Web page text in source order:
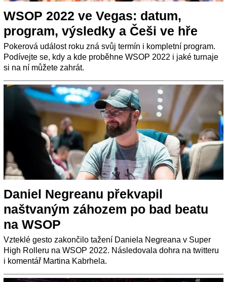
WSOP 2022 ve Vegas: datum,
program, výsledky a Češi ve hře
Pokerová událost roku zná svůj termín i kompletní program.
Podívejte se, kdy a kde proběhne WSOP 2022 i jaké turnaje
si na ní můžete zahrát.
Daniel Negreanu překvapil
naštvaným záhozem po bad beatu
na WSOP
Vzteklé gesto zakončilo tažení Daniela Negreana v Super
High Rolleru na WSOP 2022. Následovala dohra na twitteru
i komentář Martina Kabrhela.